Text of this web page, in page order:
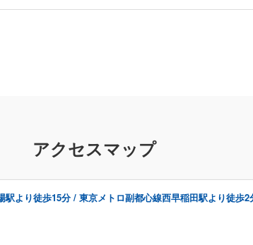
アクセスマップ
駅より徒歩15分 / 東京メトロ副都心線西早稲田駅より徒歩2